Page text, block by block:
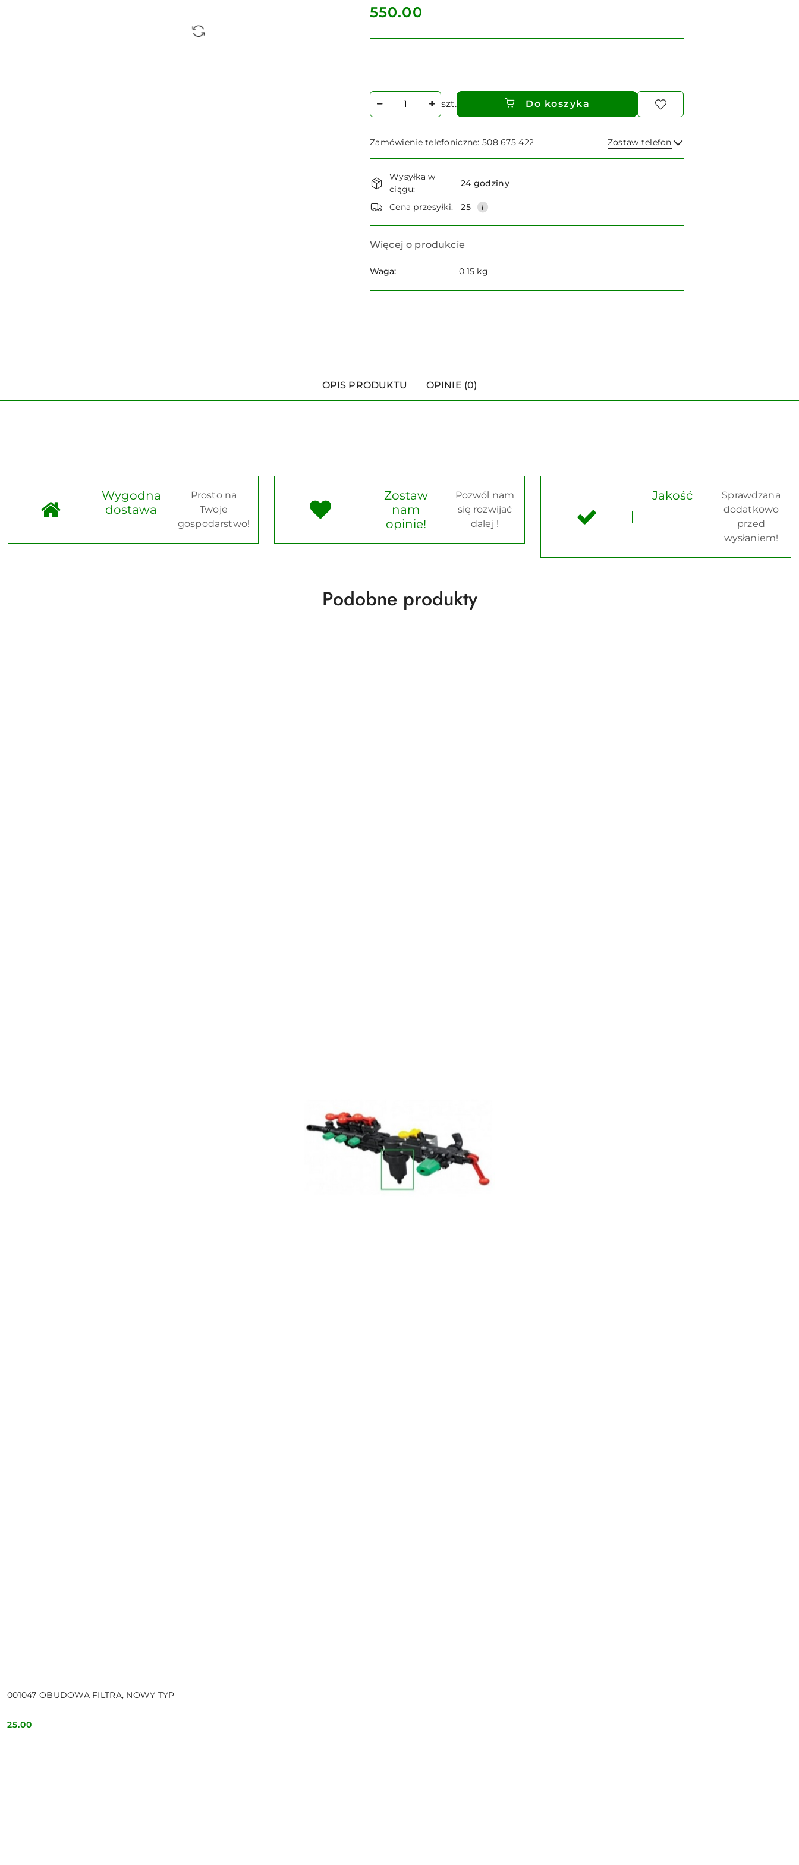
cena:
550.00
Ilość
szt. Do koszyka
Zamówienie telefoniczne: 508 675 422 Zostaw telefon
Wyślij
Dostępność
i
dostawa
Wysyłka w
ciągu:
24 godziny
Cena przesyłki: 25
Więcej o produkcie
Waga: 0.15 kg
OPIS PRODUKTU OPINIE (0)
Wygodna
dostawa
Prosto na
Twoje
gospodarstwo!
Zostaw
nam
opinie!
Pozwól nam
się rozwijać
dalej !
Jakość
Sprawdzana
dodatkowo
przed
wysłaniem!
Produkty
Podobne produkty
001047 OBUDOWA FILTRA, NOWY TYP
Cena:
25.00